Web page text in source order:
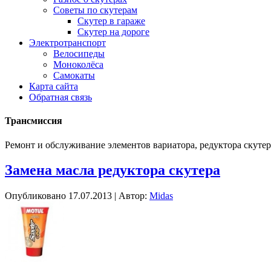
Советы по скутерам
Скутер в гараже
Скутер на дороге
Электротранспорт
Велосипеды
Моноколёса
Самокаты
Карта сайта
Обратная связь
Трансмиссия
Ремонт и обслуживание элементов вариатора, редуктора
Замена масла редуктора скутера
Опубликовано 17.07.2013 | Автор: Midas